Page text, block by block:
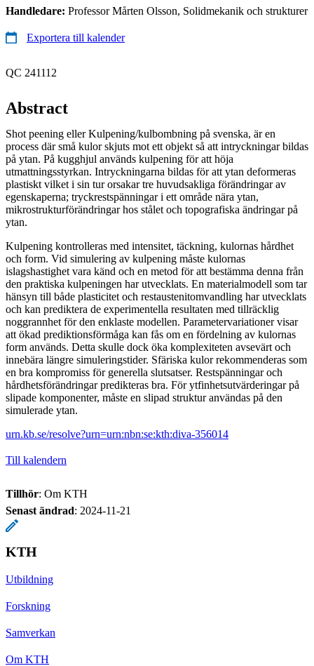
Handledare: Professor Mårten Olsson, Solidmekanik och strukturer
Exportera till kalender
QC 241112
Abstract
Shot peening eller Kulpening/kulbombning på svenska, är en
process där små kulor skjuts mot ett objekt så att intryckningar bildas
på ytan. På kugghjul används kulpening för att höja
utmattningsstyrkan. Intryckningarna bildas för att ytan deformeras
plastiskt vilket i sin tur orsakar tre huvudsakliga förändringar av
egenskaperna; tryckrestspänningar i ett område nära ytan,
mikrostrukturförändringar hos stålet och topografiska ändringar på
ytan.
Kulpening kontrolleras med intensitet, täckning, kulornas hårdhet
och form. Vid simulering av kulpening måste kulornas
islagshastighet vara känd och en metod för att bestämma denna från
den praktiska kulpeningen har utvecklats. En materialmodell som tar
hänsyn till både plasticitet och restaustenitomvandling har utvecklats
och kan prediktera de experimentella resultaten med tillräcklig
noggrannhet för den enklaste modellen. Parametervariationer visar
att ökad prediktionsförmåga kan fås om en fördelning av kulornas
form används. Detta skulle dock öka komplexiteten avsevärt och
innebära längre simuleringstider. Sfäriska kulor rekommenderas som
en bra kompromiss för generella slutsatser. Restspänningar och
hårdhetsförändringar predikteras bra. För ytfinhetsutvärderingar på
slipade komponenter, måste en slipad struktur användas på den
simulerade ytan.
urn.kb.se/resolve?urn=urn:nbn:se:kth:diva-356014
Till kalendern
Tillhör: Om KTH
Senast ändrad: 2024-11-21
KTH
Utbildning
Forskning
Samverkan
Om KTH